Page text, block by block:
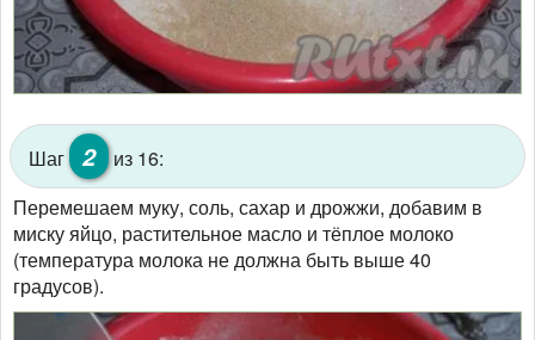
Шаг 2
из 16:
Перемешаем муку, соль, сахар и дрожжи, добавим в
миску яйцо, растительное масло и тёплое молоко
(температура молока не должна быть выше 40
градусов).